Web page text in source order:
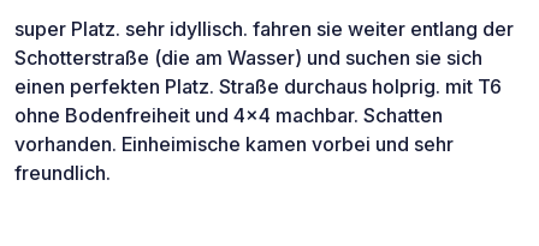
super Platz. sehr idyllisch. fahren sie weiter entlang der
Schotterstraße (die am Wasser) und suchen sie sich
einen perfekten Platz. Straße durchaus holprig. mit T6
ohne Bodenfreiheit und 4x4 machbar. Schatten
vorhanden. Einheimische kamen vorbei und sehr
freundlich.